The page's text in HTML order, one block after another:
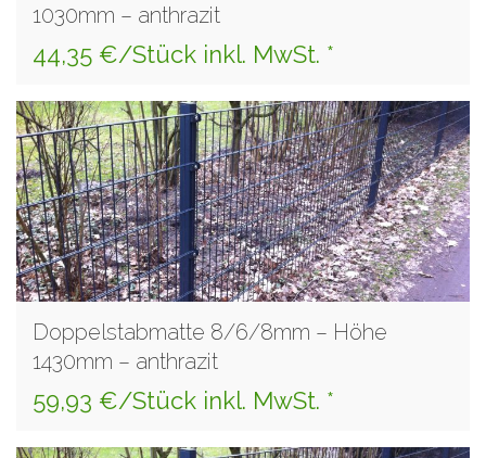
1030mm – anthrazit
44,35 €/Stück inkl. MwSt. *
Doppelstabmatte 8/6/8mm – Höhe
1430mm – anthrazit
59,93 €/Stück inkl. MwSt. *